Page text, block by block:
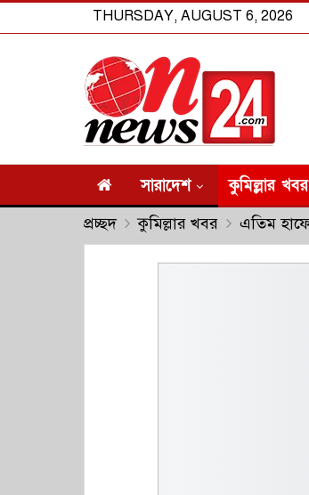
THURSDAY, AUGUST 6, 2026
সারাদেশ কুমিল্লার খবর
প্রচ্ছদ কুমিল্লার খবর এতিম